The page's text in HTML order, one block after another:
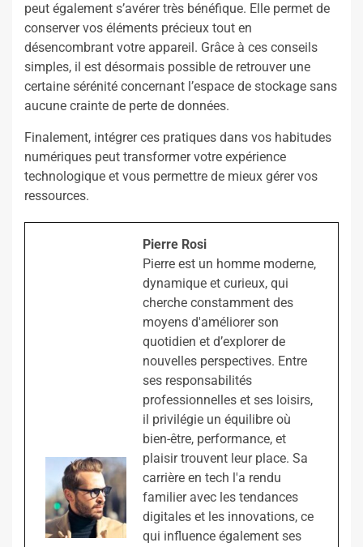
peut également s’avérer très bénéfique. Elle permet de
conserver vos éléments précieux tout en
désencombrant votre appareil. Grâce à ces conseils
simples, il est désormais possible de retrouver une
certaine sérénité concernant l’espace de stockage sans
aucune crainte de perte de données.
Finalement, intégrer ces pratiques dans vos habitudes
numériques peut transformer votre expérience
technologique et vous permettre de mieux gérer vos
ressources.
Pierre Rosi
Pierre est un homme moderne,
dynamique et curieux, qui
cherche constamment des
moyens d'améliorer son
quotidien et d’explorer de
nouvelles perspectives. Entre
ses responsabilités
professionnelles et ses loisirs,
il privilégie un équilibre où
bien-être, performance, et
plaisir trouvent leur place. Sa
carrière en tech l'a rendu
familier avec les tendances
digitales et les innovations, ce
qui influence également ses